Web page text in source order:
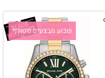
שבוע מבצעים מטורף